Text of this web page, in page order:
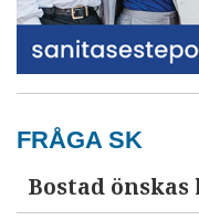
FRÅGA SK
Bostad önskas